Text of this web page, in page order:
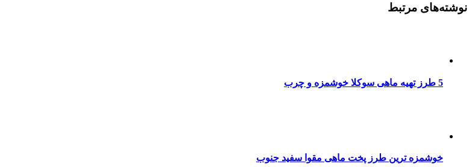
نوشته‌های مرتبط
5 طرز تهیه ماهی سوکلا خوشمزه و چرب
خوشمزه ترین طرز پخت ماهی مقوا سفید جنوب